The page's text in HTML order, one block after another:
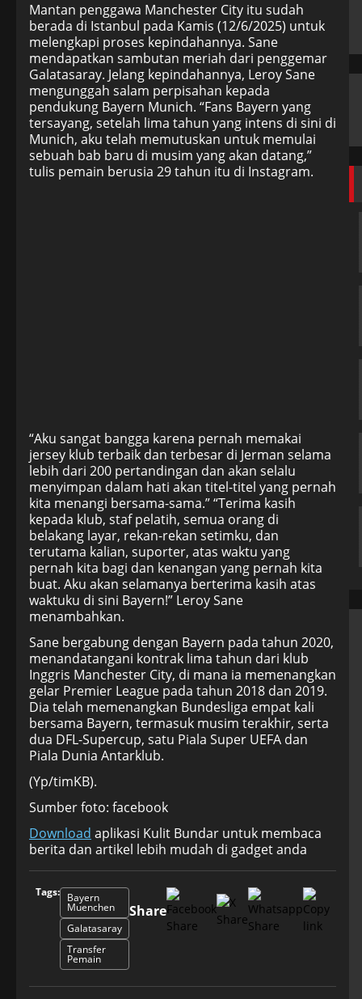
Mantan penggawa Manchester City itu sudah
berada di Istanbul pada Kamis (12/6/2025) untuk
melengkapi proses kepindahannya. Sane
mendapatkan sambutan meriah dari penggemar
Galatasaray. Jelang kepindahannya, Leroy Sane
mengunggah salam perpisahan kepada
pendukung Bayern Munich. “Fans Bayern yang
tersayang, setelah lima tahun yang intens di sini di
Munich, aku telah memutuskan untuk memulai
sebuah bab baru di musim yang akan datang,”
tulis pemain berusia 29 tahun itu di Instagram.
“Aku sangat bangga karena pernah memakai
jersey klub terbaik dan terbesar di Jerman selama
lebih dari 200 pertandingan dan akan selalu
menyimpan dalam hati akan titel-titel yang pernah
kita menangi bersama-sama.” “Terima kasih
kepada klub, staf pelatih, semua orang di
belakang layar, rekan-rekan setimku, dan
terutama kalian, suporter, atas waktu yang
pernah kita bagi dan kenangan yang pernah kita
buat. Aku akan selamanya berterima kasih atas
waktuku di sini Bayern!” Leroy Sane
menambahkan.
Sane bergabung dengan Bayern pada tahun 2020,
menandatangani kontrak lima tahun dari klub
Inggris Manchester City, di mana ia memenangkan
gelar Premier League pada tahun 2018 dan 2019.
Dia telah memenangkan Bundesliga empat kali
bersama Bayern, termasuk musim terakhir, serta
dua DFL-Supercup, satu Piala Super UEFA dan
Piala Dunia Antarklub.
(Yp/timKB).
Sumber foto: facebook
Download aplikasi Kulit Bundar untuk membaca
berita dan artikel lebih mudah di gadget anda
Tags: Bayern
Muenchen
Galatasaray
Transfer
Pemain
Share